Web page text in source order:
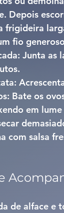
Depois
frigideira
fio
Junta as
Bate os
em
com salsa
de alface